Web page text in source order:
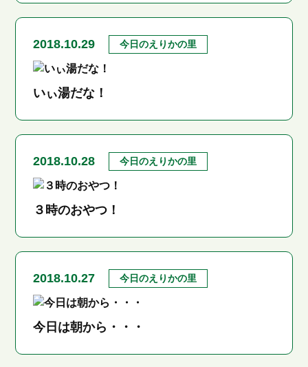
2018.10.29 今日のえりかの里
いぃ湯だな！
2018.10.28 今日のえりかの里
３時のおやつ！
2018.10.27 今日のえりかの里
今日は朝から・・・